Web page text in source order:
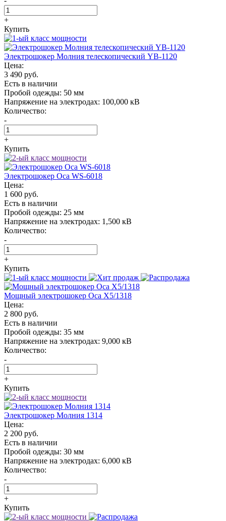
+
Купить
Электрошокер Молния телескопический YB-1120
Цена:
3 490 руб.
Есть в наличии
Пробой одежды: 50 мм
Напряжение на электродах: 100,000 кВ
Количество:
-
+
Купить
Электрошокер Oса WS-6018
Цена:
1 600 руб.
Есть в наличии
Пробой одежды: 25 мм
Напряжение на электродах: 1,500 кВ
Количество:
-
+
Купить
Мощный электрошокер Oса X5/1318
Цена:
2 800 руб.
Есть в наличии
Пробой одежды: 35 мм
Напряжение на электродах: 9,000 кВ
Количество:
-
+
Купить
Электрошокер Молния 1314
Цена:
2 200 руб.
Есть в наличии
Пробой одежды: 30 мм
Напряжение на электродах: 6,000 кВ
Количество:
-
+
Купить